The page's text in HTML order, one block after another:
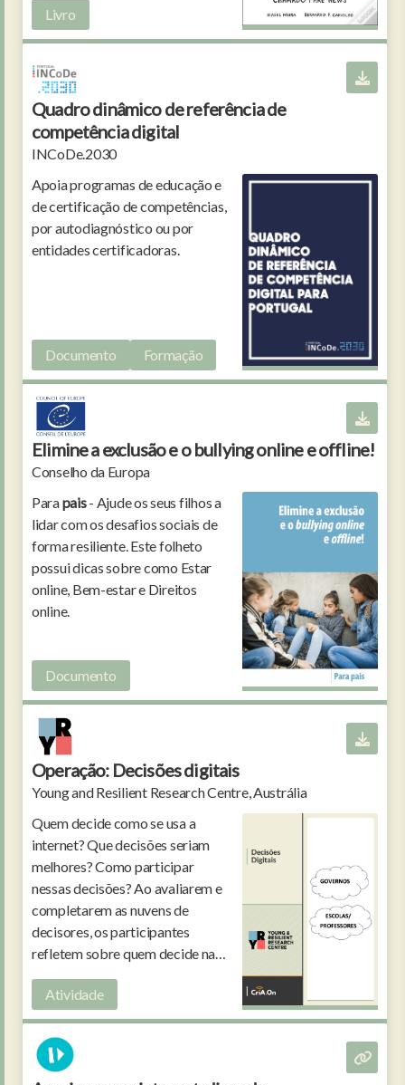
Livro
Quadro dinâmico de referência de
competência digital
INCoDe.2030
Apoia programas de educação e
de certificação de competências,
por autodiagnóstico ou por
entidades certificadoras.
Documento Formação
Elimine a exclusão e o bullying online e offline!
Conselho da Europa
Parapais- Ajude os seus filhos a
lidar com os desafios sociais de
forma resiliente. Este folheto
possui dicas sobre como Estar
online, Bem-estar e Direitos
online.
Documento
Operação: Decisões digitais
Young and Resilient Research Centre, Austrália
Quem decide como se usa a
internet? Que decisões seriam
melhores? Como participar
nessas decisões? Ao avaliarem e
completarem as nuvens de
decisores, os participantes
refletem sobre quem decide na
internet e como a sua voz deve ser
ouvida.
Atividade